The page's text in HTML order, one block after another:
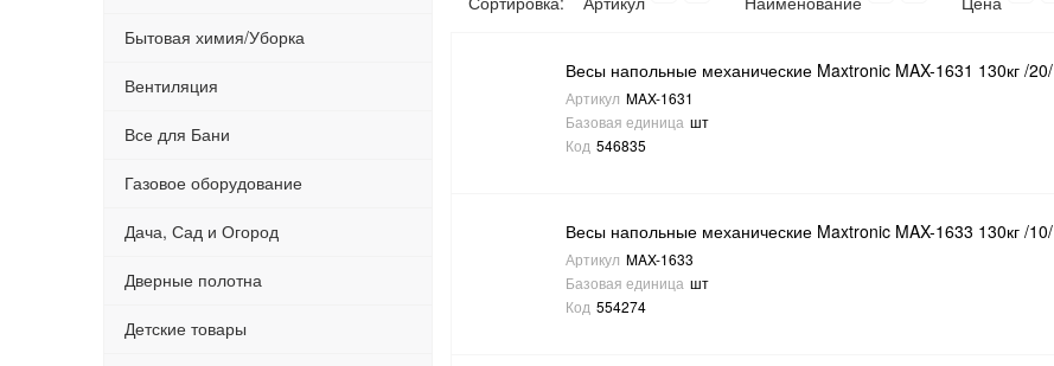
Бытовая химия/Уборка
Вентиляция
Все для Бани
Газовое оборудование
Дача, Сад и Огород
Дверные полотна
Детские товары
Весы напольные механические Maxtronic MAX-1631 130кг /20/
Артикул MAX-1631
Базовая единица шт
Код 546835
Весы напольные механические Maxtronic MAX-1633 130кг /10/
Артикул MAX-1633
Базовая единица шт
Код 554274